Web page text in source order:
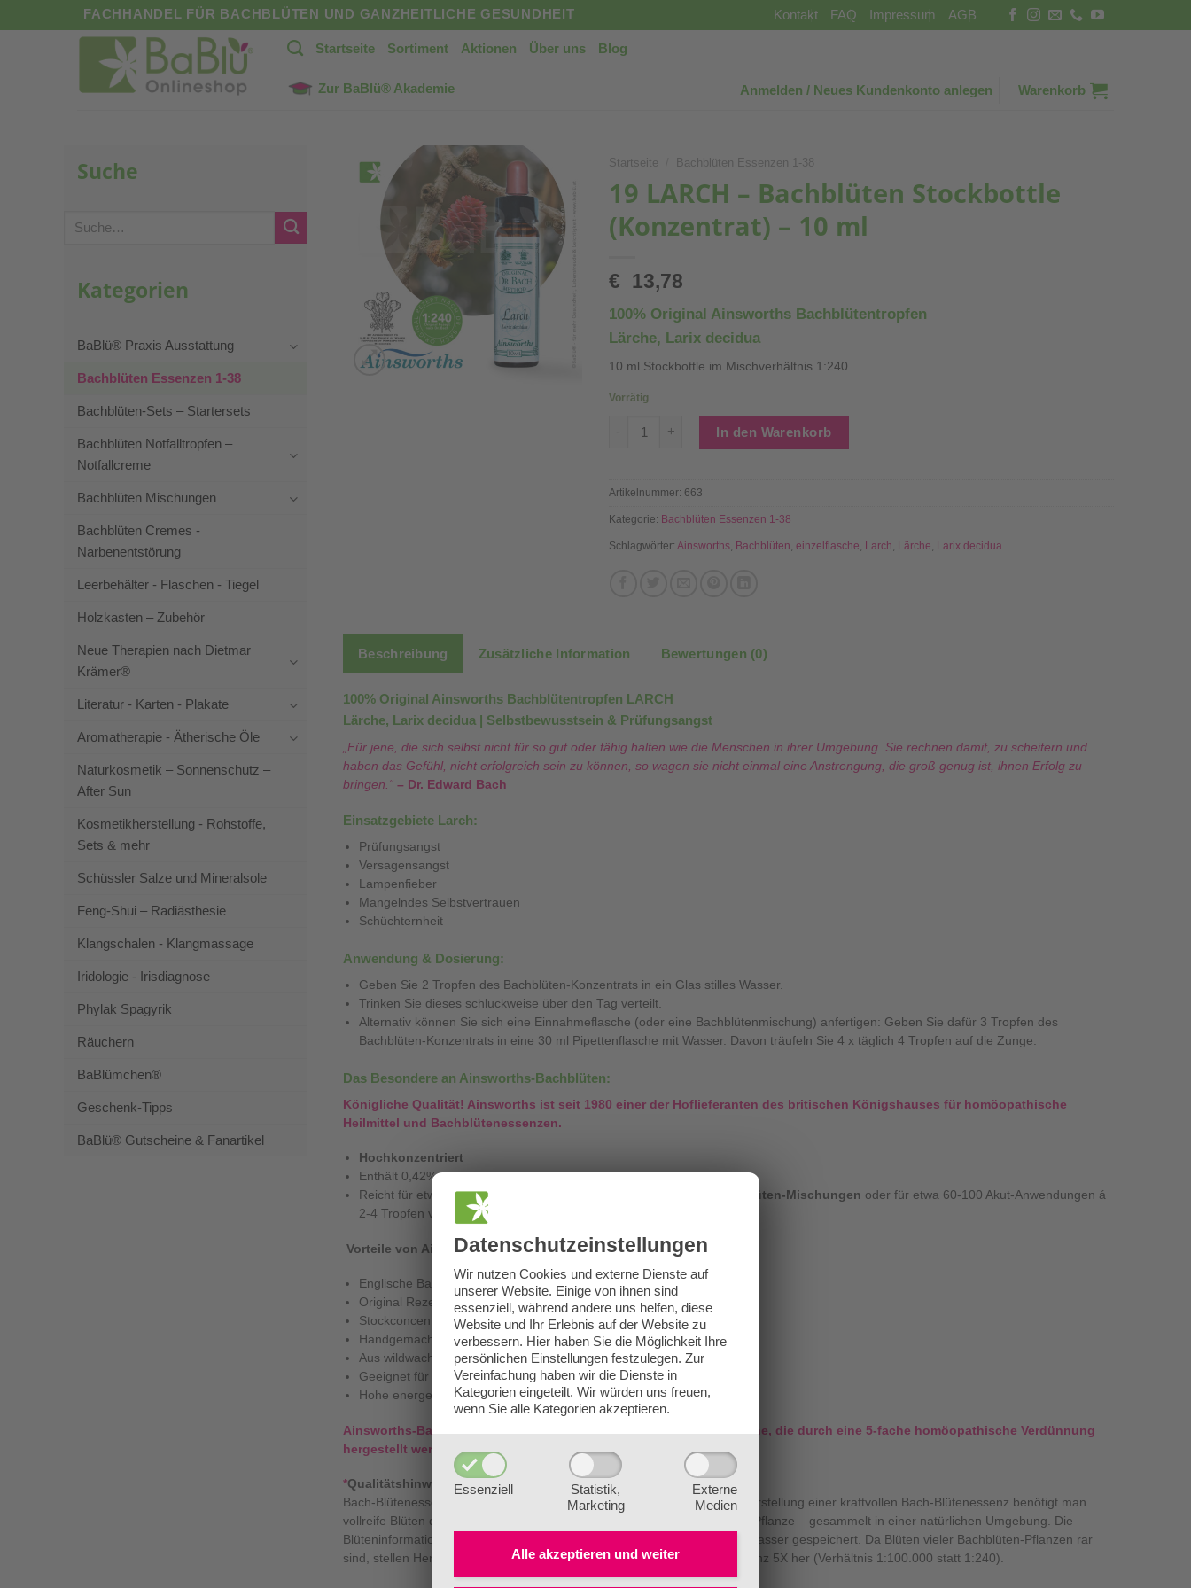
Datenschutz­einstellungen
Wir nutzen Cookies und externe Dienste auf
unserer Website. Einige von ihnen sind
essenziell, während andere uns helfen, diese
Website und Ihr Erlebnis auf der Website zu
verbessern. Hier haben Sie die Möglichkeit Ihre
persönlichen Einstellungen festzulegen. Zur
Vereinfachung haben wir die Dienste in
Kategorien eingeteilt. Wir würden uns freuen,
wenn Sie alle Kategorien akzeptieren.
Essenziell
Statistik,
Marketing
Externe
Medien
Alle akzeptieren und weiter
Inhalt
FACHHANDEL FÜR BACHBLÜTEN UND GANZHEITLICHE GESUNDHEIT Kontakt FAQ Impressum AGB
Startseite Sortiment Aktionen Über uns Blog
Zur BaBlü® Akademie Anmelden / Neues Kundenkonto anlegen Warenkorb
Startseite Bachblüten Essenzen 1-38
19 LARCH – Bachblüten Stockbottle
(Konzentrat) – 10 ml
€ 13,78
100% Original Ainsworths Bachblütentropfen
Lärche, Larix decidua
10 ml Stockbottle im Mischverhältnis 1:240
Vorrätig
19 LARCH - Bachblüten Stockbottle (Konzentrat) – 10 ml Menge
In den Warenkorb
Artikelnummer: 663
Kategorie: Bachblüten Essenzen 1-38
Schlagwörter: Ainsworths, Bachblüten, einzelflasche, Larch, Lärche, Larix decidua
Beschreibung Zusätzliche Information Bewertungen (0)
100% Original Ainsworths Bachblütentropfen LARCH
Lärche, Larix decidua | Selbstbewusstsein & Prüfungsangst
„Für jene, die sich selbst nicht für so gut oder fähig halten wie die Menschen in ihrer Umgebung. Sie rechnen damit, zu scheitern und
haben das Gefühl, nicht erfolgreich sein zu können, so wagen sie nicht einmal eine Anstrengung, die groß genug ist, ihnen Erfolg zu
bringen.“ – Dr. Edward Bach
Einsatzgebiete Larch:
Prüfungsangst
Versagensangst
Lampenfieber
Mangelndes Selbstvertrauen
Schüchternheit
Anwendung & Dosierung:
Geben Sie 2 Tropfen des Bachblüten-Konzentrats in ein Glas stilles Wasser.
Trinken Sie dieses schluckweise über den Tag verteilt.
Alternativ können Sie sich eine Einnahmeflasche (oder eine Bachblütenmischung) anfertigen: Geben Sie dafür 3 Tropfen des
Bachblüten-Konzentrats in eine 30 ml Pipettenflasche mit Wasser. Davon träufeln Sie 4 x täglich 4 Tropfen auf die Zunge.
Das Besondere an Ainsworths-Bachblüten:
Königliche Qualität! Ainsworths ist seit 1980 einer der Hoflieferanten des britischen Königshauses für homöopathische
Heilmittel und Bachblütenessenzen.
Hochkonzentriert
Enthält 0,42% Original Bachblütenessenz:
Reicht für etwa
60-100 Bachblüten-Einnahmeflaschen oder Bachblüten-Mischungen oder für etwa 60-100 Akut-Anwendungen á
2-4 Tropfen von der Stockbottle im Wasserglas.
Vorteile von Ainsworths-Bachblüten:
Englische Bachblütenessenz höchster Qualität
Original Rezeptur von Dr. Edward Bach*
Stockconcentrate 1:240 (entspricht 0,42% Bach-Blütenessenz)
Handgemacht von der Ernte bis zur Herstellung
Aus wildwachsenden Blüten aus Bio-Umgebung
Geeignet für die Anwendung auf den Bachblüten-Hautzonen®
Hohe energetische Schwingung
Ainsworths-Bachblüten enthalten 417-mal mehrBlütenessenz als jene, die durch eine 5-fache homöopathische Verdünnung
hergestellt werden.
*Qualitätshinweis:
Bach-Blütenessenzen sind KEINE homöopathischen Heilmittel. Für die Herstellung einer kraftvollen Bach-Blütenessenz benötigt man
vollreife Blüten der jeweils richtigen botanischen Gattung der Bachblüten-Pflanze – gesammelt in einer natürlichen Umgebung. Die
Blüteninformationen werden mittels Sonnen- oder Kochmethode in Quellwasser gespeichert. Da Blüten vieler Bachblüten-Pflanzen rar
sind, stellen Hersteller Essenzen häufig auch homöopathisch mit der Potenz 5X her (Verhältnis 1:100.000 statt 1:240).
Suche
Suche
Kategorien
BaBlü® Praxis Ausstattung
Bachblüten Essenzen 1-38
Bachblüten-Sets – Startersets
Bachblüten Notfalltropfen –
Notfallcreme
Bachblüten Mischungen
Bachblüten Cremes -
Narbenentstörung
Leerbehälter - Flaschen - Tiegel
Holzkasten – Zubehör
Neue Therapien nach Dietmar
Krämer®
Literatur - Karten - Plakate
Aromatherapie - Ätherische Öle
Naturkosmetik – Sonnenschutz –
After Sun
Kosmetikherstellung - Rohstoffe,
Sets & mehr
Schüssler Salze und Mineralsole
Feng-Shui – Radiästhesie
Klangschalen - Klangmassage
Iridologie - Irisdiagnose
Phylak Spagyrik
Räuchern
BaBlümchen®
Geschenk-Tipps
BaBlü® Gutscheine & Fanartikel